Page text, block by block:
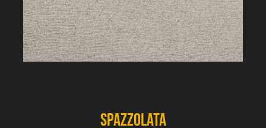
Spazzolata